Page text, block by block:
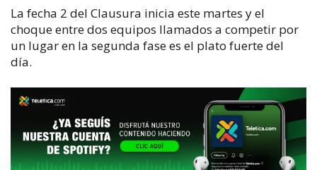
La fecha 2 del Clausura inicia este martes y el
choque entre dos equipos llamados a competir por
un lugar en la segunda fase es el plato fuerte del
día.